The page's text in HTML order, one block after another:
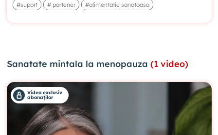
#suport # partener #alimentatie sanatoasa
Sanatate mintala la menopauza (1 video)
Video exclusiv
abonaților